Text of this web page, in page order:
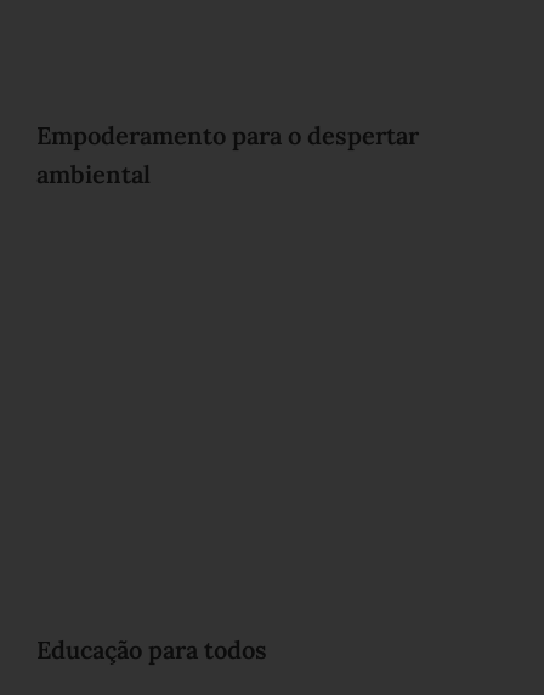
Empoderamento para o despertar
ambiental
Educação para todos